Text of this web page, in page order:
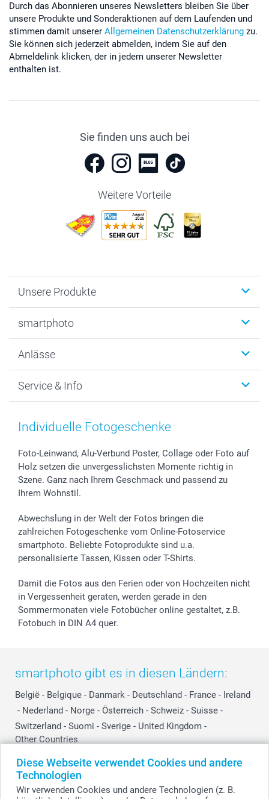
Diese Webseite verwendet Cookies und andere
Technologien
Wir verwenden Cookies und andere Technologien (z. B.
Durch das Abonnieren unseres Newsletters bleiben Sie über
unsere Produkte und Sonderaktionen auf dem Laufenden und
stimmen damit unserer Allgemeinen Datenschutzerklärung zu.
Sie können sich jederzeit abmelden, indem Sie auf den
Abmeldelink klicken, der in jedem unserer Newsletter
enthalten ist.
Sie finden uns auch bei
Weitere Vorteile
Unsere Produkte
Fotogeschenke
MyNameBook
Fotoabzüge, Fotos als Buch & Poster
Zubehör & Material
Foto-Kalender & Agenden
Sticker & Etiketten
Geschenk-Gutscheine (PDF)
smartphoto
Warum smartphoto
Datenschutz
AGB
Presse
Partnerprogramme
Investor Relations
B2B smartbusiness
Widerrufsrecht
Anlässe
Neujahr
Muttertag
Kommunion & Konfirmation
Hochzeit
Geburtstag
Geburt
Zu allen Anlässen
Service & Info
Preise und Versandkosten
48h Lieferung
Zahlungsmöglichkeiten
Anmelden /Registrieren
Sitemap
Status der Bestellung
smartfriends
smartgarantie
smartbonus
Individuelle Fotogeschenke
Foto-Leinwand, Alu-Verbund Poster, Collage oder Foto auf
Holz setzen die unvergesslichsten Momente richtig in
Szene. Ganz nach Ihrem Geschmack und passend zu
Ihrem Wohnstil.
Abwechslung in der Welt der Fotos bringen die
zahlreichen Fotogeschenke vom Online-Fotoservice
smartphoto. Beliebte Fotoprodukte sind u.a.
personalisierte Tassen, Kissen oder T-Shirts.
Damit die Fotos aus den Ferien oder von Hochzeiten nicht
in Vergessenheit geraten, werden gerade in den
Sommermonaten viele Fotobücher online gestaltet, z.B.
Fotobuch in DIN A4 quer.
smartphoto gibt es in diesen Ländern:
België - Belgique - Danmark - Deutschland - France - Ireland
- Nederland - Norge - Österreich - Schweiz - Suisse -
Switzerland - Suomi - Sverige - United Kingdom -
Other Countries
Alle Preise verstehen sich in Schweizer Franken (CHF) inkl. MwSt. und zzgl.
Versandkosten.